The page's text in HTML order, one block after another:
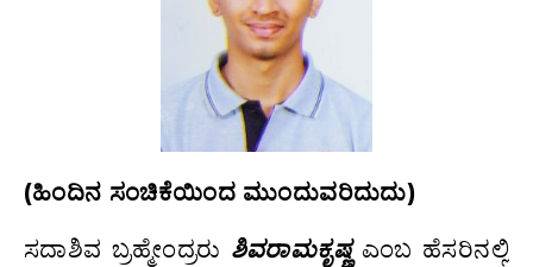
(ಹಿಂದಿನ ಸಂಚಿಕೆಯಿಂದ ಮುಂದುವರಿದುದು)
ಸದಾಶಿವ ಬ್ರಹ್ಮೇಂದ್ರರು ಶಿವರಾಮಕೃಷ್ಣ ಎಂಬ ಹೆಸರಿನಲ್ಲಿ